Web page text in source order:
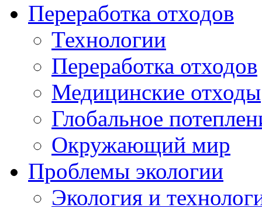
Переработка отходов
Технологии
Переработка отходов
Медицинские отходы
Глобальное
Окружающий мир
Проблемы экологии
Экология и